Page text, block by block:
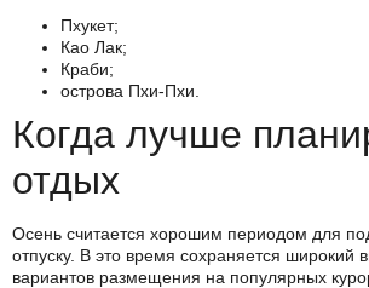
Пхукет;
Као Лак;
Краби;
острова Пхи-Пхи.
Когда лучше
отдых
Осень считается хорошим периодом для
отпуску. В это время сохраняется широкий
вариантов размещения на популярных